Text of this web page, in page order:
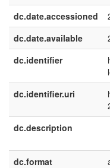
dc.date.accessioned
dc.date.available
dc.identifier
dc.identifier.uri
dc.description
dc.format